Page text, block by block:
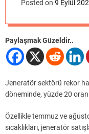
Posted on 9 Eylül
Paylaşmak Güzeldir..
Jeneratör sektörü rekor
döneminde, yüzde 20
Özellikle temmuz ve
sıcaklıkları, jeneratör